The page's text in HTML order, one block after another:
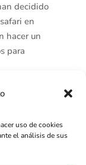
uso de cookies
el análisis de sus
decidido
en
hacer un
para